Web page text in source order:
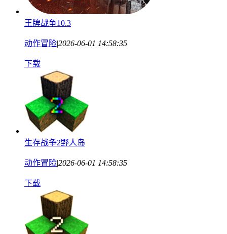
王牌战争10.3
动作冒险|2026-06-01 14:58:35
下载
生存战争2野人岛
动作冒险|2026-06-01 14:58:35
下载